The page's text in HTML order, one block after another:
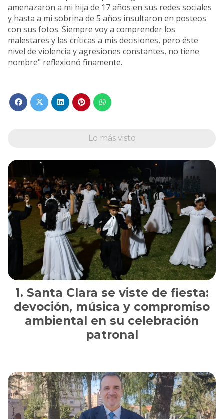
amenazaron a mi hija de 17 años en sus redes sociales
y hasta a mi sobrina de 5 años insultaron en posteos
con sus fotos. Siempre voy a comprender los
malestares y las críticas a mis decisiones, pero éste
nivel de violencia y agresiones constantes, no tiene
nombre" reflexionó finamente.
Lo más visto
Santa Clara se viste de fiesta:
devoción, música y compromiso
ambiental en su celebración
patronal